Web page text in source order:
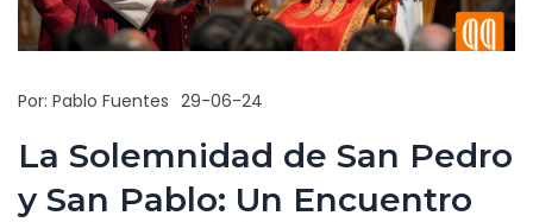
Por: Pablo Fuentes 29-06-24
La Solemnidad de San Pedro
y San Pablo: Un Encuentro